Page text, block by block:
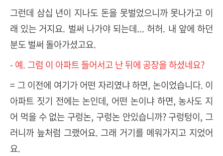
그런데 삼십 년이 지나도 돈을 못벌었으니까 못나가고 이
래 있는 거지요. 벌써 나가야 되는데... 허허. 내 앞에 하던
분도 벌써 돌아가셨고요.
- 예. 그럼 이 아파트 들어서고 난 뒤에 공장을 하셨네요?
= 그 이전에 여기가 어떤 자리였냐 하면, 논이었습니다. 이
아파트 짓기 전에는 논인데, 어떤 논이냐 하면, 농사도 지
어 먹을 수 없는 구렁논, 구렁논 안있습니까? 구렁텅이, 그
러니까 늪처럼 그랬어요. 그래 거기를 메워가지고 지었어
요.